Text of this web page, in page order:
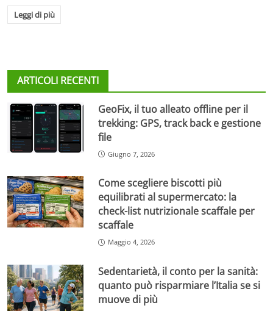
Leggi di più
ARTICOLI RECENTI
GeoFix, il tuo alleato offline per il
trekking: GPS, track back e gestione
file
Giugno 7, 2026
Come scegliere biscotti più
equilibrati al supermercato: la
check-list nutrizionale scaffale per
scaffale
Maggio 4, 2026
Sedentarietà, il conto per la sanità:
quanto può risparmiare l’Italia se si
muove di più